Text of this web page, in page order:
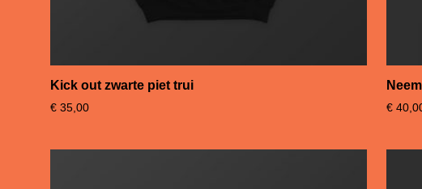
Kick out zwarte piet trui
€ 35,00 €